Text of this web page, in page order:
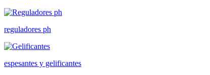
reguladores ph
espesantes y gelificantes